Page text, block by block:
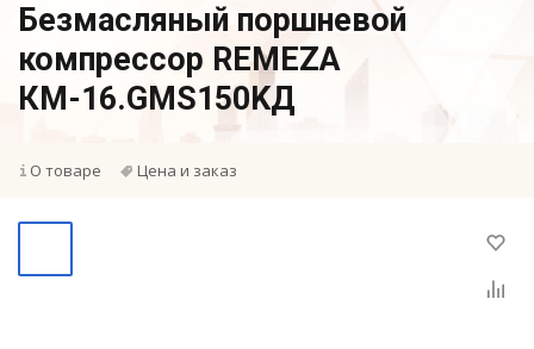
Безмасляный поршневой
компрессор REMEZA
КМ-16.GMS150KД
О товаре Цена и заказ